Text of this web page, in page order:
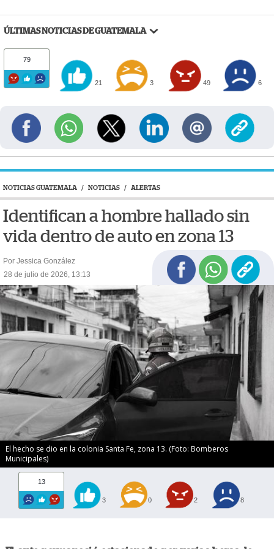
ÚLTIMAS NOTICIAS DE GUATEMALA
79
21 3 49 6
NOTICIAS GUATEMALA / NOTICIAS / ALERTAS
Identifican a hombre hallado sin
vida dentro de auto en zona 13
Por Jessica González
28 de julio de 2026, 13:13
El hecho se dio en la colonia Santa Fe, zona 13. (Foto: Bomberos
Municipales)
13
3 0 2 8